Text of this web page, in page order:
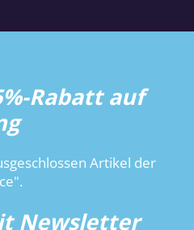
Rabatt auf
Artikel der
Newsletter